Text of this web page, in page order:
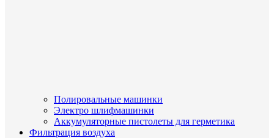
Полировальные машинки
Электро шлифмашинки
Аккумуляторные пистолеты для герметика
Фильтрация воздуха